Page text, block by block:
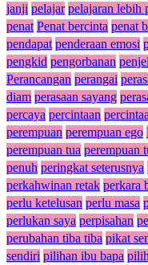
janji pelajar pelajaran lebih
penat Penat bercinta penat
pendapat penderaan emosi
pengkid pengorbanan
Perancangan perangai
diam perasaan sayang
percaya percintaan
perempuan perempuan ego
perempuan tua perempuan
penuh peringkat seterusnya
perkahwinan retak perkara
perlu ketelusan perlu masa
perlukan saya perpisahan
perubahan tiba tiba pikat
sendiri pilihan ibu bapa